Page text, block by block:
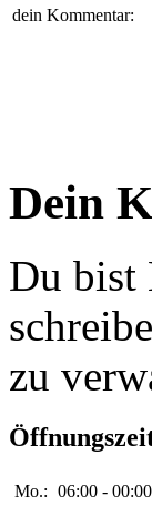
dein Kommentar:
Dein
Du bist
zu
Mo.: 06:00 - 00:00